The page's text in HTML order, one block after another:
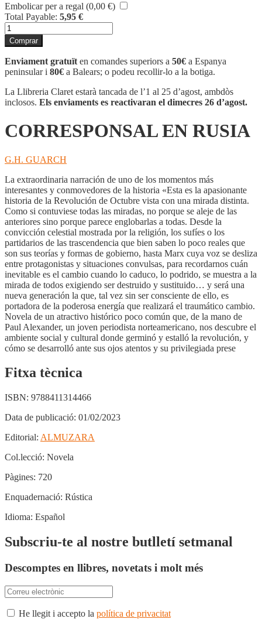
Embolicar per a regal (0,00 €)
Total Payable: 5,95 €
quantitat
de
CORRESPONSAL
EN
RUSIA
Comprar
Enviament gratuït en comandes superiors a 50€ a Espanya
peninsular i 80€ a Balears; o podeu recollir-lo a la botiga.
La Llibreria Claret estarà tancada de l’1 al 25 d’agost, ambdòs
inclosos. Els enviaments es reactivaran el dimecres 26 d’agost.
CORRESPONSAL EN RUSIA
G.H. GUARCH
La extraordinaria narración de uno de los momentos más
interesantes y conmovedores de la historia «Esta es la apasionante
historia de la Revolución de Octubre vista con una mirada distinta.
Como si contuviese todas las miradas, no porque se aleje de las
anteriores sino porque parece englobarlas a todas. Desde la
convicción celestial mostrada por la religión, los sufíes o los
partidarios de las trascendencia que bien saben lo poco reales que
son sus teorías y formas de gobierno, hasta Marx cuya voz se desliza
entre protagonistas y situaciones convulsas, para recordarnos cuán
inevitable es el cambio cuando lo caduco, lo podrido, se muestra a la
mirada de todos exigiendo ser destruido y sustituido… y será una
nueva generación la que, tal vez sin ser consciente de ello, es
portadora de la poderosa energía que realizará el traumático cambio.
Novela de un atractivo histórico poco común que, de la mano de
Paul Alexander, un joven periodista norteamericano, nos descubre el
ambiente social y cultural donde germinó y estalló la revolución, y
cómo se desarrolló ante sus ojos atentos y su privilegiada prese
Fitxa tècnica
ISBN: 9788411314466
Data de publicació: 01/02/2023
Editorial: ALMUZARA
Col.lecció: Novela
Pàgines: 720
Enquadernació: Rústica
Idioma: Español
Subscriu-te al nostre butlletí setmanal
Descomptes en llibres, novetats i molt més
He llegit i accepto la política de privacitat